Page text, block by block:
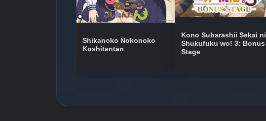
Shikanoko Nokonoko
Koshitantan
Kono Subarashii Sekai ni
Shukufuku wo! 3: Bonus
Stage